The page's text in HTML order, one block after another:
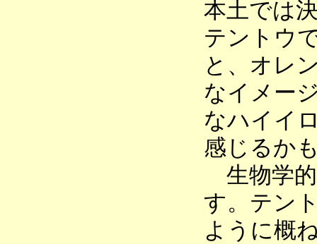
本土では
テントウ
と、オレ
なイメー
なハイイ
感じるか
生物学
す。テン
ように概